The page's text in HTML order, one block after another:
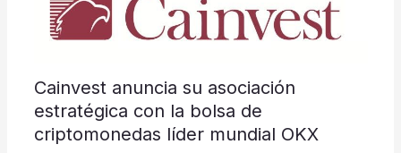
Cainvest anuncia su asociación
estratégica con la bolsa de
criptomonedas líder mundial OKX